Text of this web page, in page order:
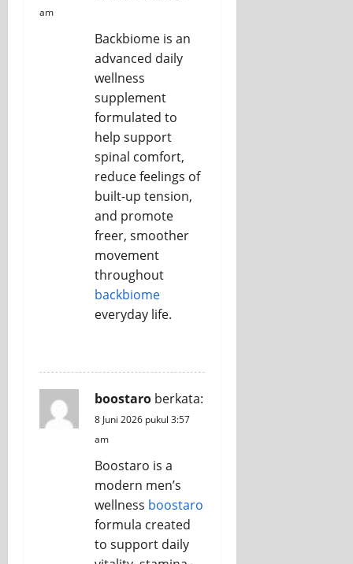
am
Backbiome is an
advanced daily
wellness
supplement
formulated to
help support
spinal comfort,
reduce feelings of
built-up tension,
and promote
freer, smoother
movement
throughout
backbiome
everyday life.
boostaro berkata:
8 Juni 2026 pukul 3:57
am
Boostaro is a
modern men’s
wellness boostaro
formula created
to support daily